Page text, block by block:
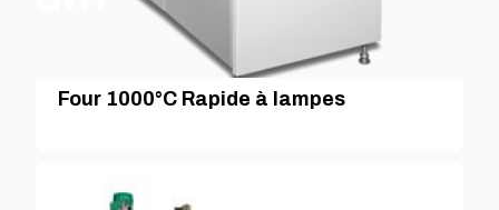
Four 1000°C Rapide à lampes